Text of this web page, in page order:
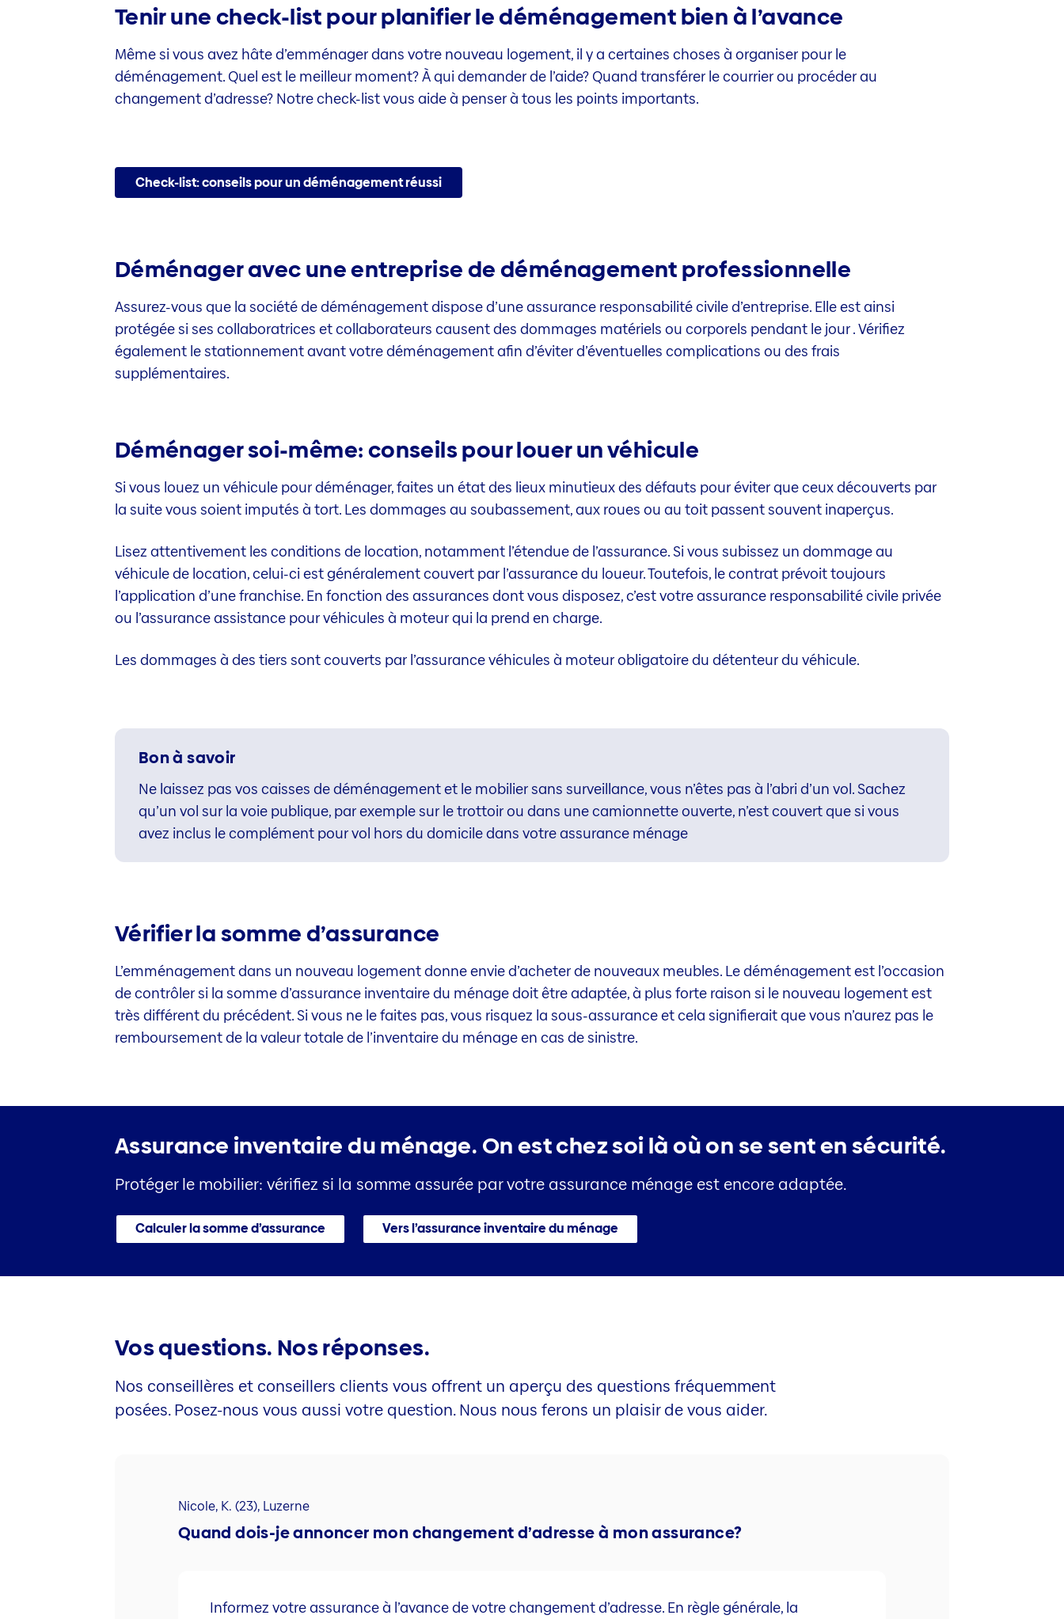
Tenir une check-list pour planifier le déménagement bien à l’avance
Même si vous avez hâte d’emménager dans votre nouveau logement, il y a certaines choses à organiser pour le
déménagement. Quel est le meilleur moment? À qui demander de l’aide? Quand transférer le courrier ou procéder au
changement d’adresse? Notre check-list vous aide à penser à tous les points importants.
Check-list: conseils pour un déménagement réussi
Déménager avec une entreprise de déménagement professionnelle
Assurez-vous que la société de déménagement dispose d’une assurance responsabilité civile d’entreprise. Elle est ainsi
protégée si ses collaboratrices et collaborateurs causent des dommages matériels ou corporels pendant le jour . Vérifiez
également le stationnement avant votre déménagement afin d’éviter d’éventuelles complications ou des frais
supplémentaires.
Déménager soi-même: conseils pour louer un véhicule
Si vous louez un véhicule pour déménager, faites un état des lieux minutieux des défauts pour éviter que ceux découverts par
la suite vous soient imputés à tort. Les dommages au soubassement, aux roues ou au toit passent souvent inaperçus.
Lisez attentivement les conditions de location, notamment l’étendue de l’assurance. Si vous subissez un dommage au
véhicule de location, celui-ci est généralement couvert par l’assurance du loueur. Toutefois, le contrat prévoit toujours
l’application d’une franchise. En fonction des assurances dont vous disposez, c’est votre assurance responsabilité civile privée
ou l’assurance assistance pour véhicules à moteur qui la prend en charge.
Les dommages à des tiers sont couverts par l’assurance véhicules à moteur obligatoire du détenteur du véhicule.
Bon à savoir
Ne laissez pas vos caisses de déménagement et le mobilier sans surveillance, vous n’êtes pas à l’abri d’un vol. Sachez
qu’un vol sur la voie publique, par exemple sur le trottoir ou dans une camionnette ouverte, n’est couvert que si vous
avez inclus le complément pour vol hors du domicile dans votre assurance ménage
Vérifier la somme d’assurance
L’emménagement dans un nouveau logement donne envie d’acheter de nouveaux meubles. Le déménagement est l’occasion
de contrôler si la somme d’assurance inventaire du ménage doit être adaptée, à plus forte raison si le nouveau logement est
très différent du précédent. Si vous ne le faites pas, vous risquez la sous-assurance et cela signifierait que vous n’aurez pas le
remboursement de la valeur totale de l’inventaire du ménage en cas de sinistre.
Assurance inventaire du ménage. On est chez soi là où on se sent en sécurité.
Protéger le mobilier: vérifiez si la somme assurée par votre assurance ménage est encore adaptée.
Calculer la somme d’assurance Vers l’assurance inventaire du ménage
Vos questions. Nos réponses.
Nos conseillères et conseillers clients vous offrent un aperçu des questions fréquemment
posées. Posez-nous vous aussi votre question. Nous nous ferons un plaisir de vous aider.
Nicole, K. (23), Luzerne
Quand dois-je annoncer mon changement d’adresse à mon assurance?
Informez votre assurance à l’avance de votre changement d’adresse. En règle générale, la